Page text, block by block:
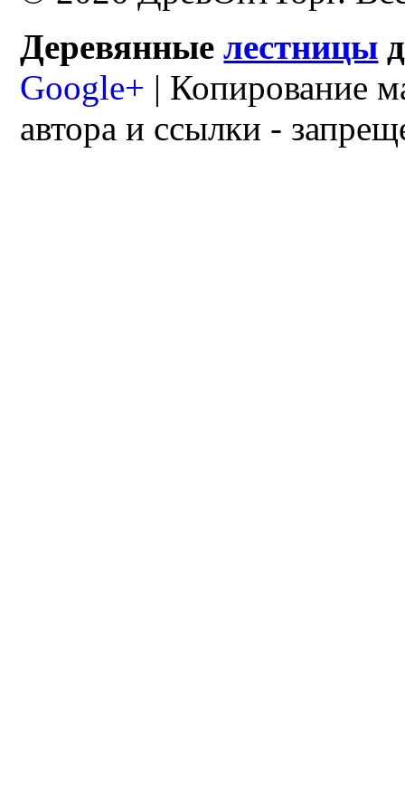
Деревянные лестницы
Google+ | Копирование
автора и ссылки -